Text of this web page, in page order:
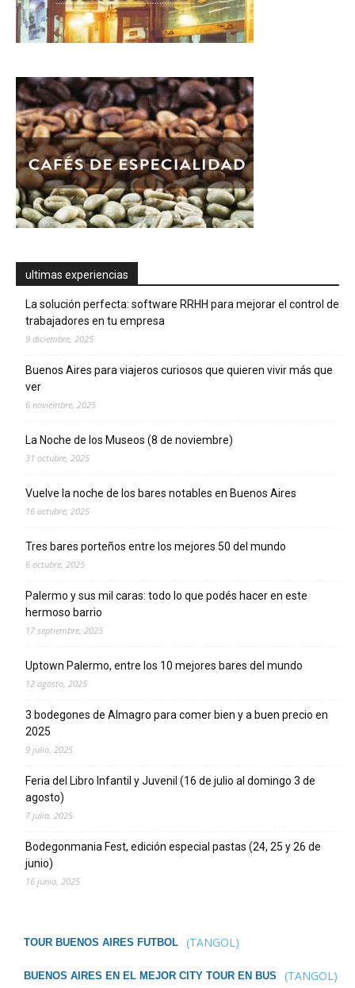
ultimas experiencias
La solución perfecta: software RRHH para mejorar el control de
trabajadores en tu empresa
9 diciembre, 2025
Buenos Aires para viajeros curiosos que quieren vivir más que
ver
6 noviembre, 2025
La Noche de los Museos (8 de noviembre)
31 octubre, 2025
Vuelve la noche de los bares notables en Buenos Aires
16 octubre, 2025
Tres bares porteños entre los mejores 50 del mundo
6 octubre, 2025
Palermo y sus mil caras: todo lo que podés hacer en este
hermoso barrio
17 septiembre, 2025
Uptown Palermo, entre los 10 mejores bares del mundo
12 agosto, 2025
3 bodegones de Almagro para comer bien y a buen precio en
2025
9 julio, 2025
Feria del Libro Infantil y Juvenil (16 de julio al domingo 3 de
agosto)
7 julio, 2025
Bodegonmania Fest, edición especial pastas (24, 25 y 26 de
junio)
16 junio, 2025
TOUR BUENOS AIRES FUTBOL (TANGOL)
BUENOS AIRES EN EL MEJOR CITY TOUR EN BUS (TANGOL)